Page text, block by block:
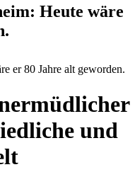
Heute wäre
er 80 Jahre alt geworden.
und